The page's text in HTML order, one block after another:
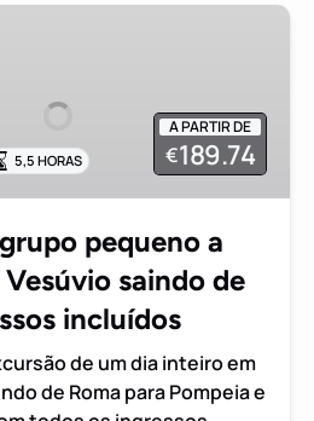
A PARTIR DE
€189.74
5,5 HORAS
pequeno a
saindo de
incluídos
de um dia inteiro em
de Roma para Pompeia e